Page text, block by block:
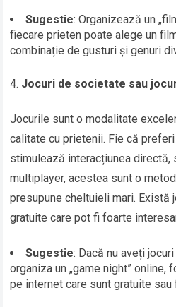
Sugestie: Organizează un
fiecare prieten poate alege un
combinație de gusturi și genuri
Jocuri de societate sau
Jocurile sunt o modalitate
calitate cu prietenii. Fie că
stimulează interacțiunea directă,
multiplayer, acestea sunt o
presupune cheltuieli mari. Există
gratuite care pot fi foarte
Sugestie: Dacă nu aveți
organiza un „game night”
pe internet care sunt gratuite